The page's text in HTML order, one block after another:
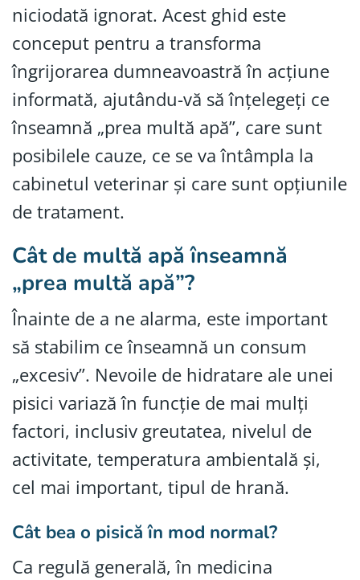
niciodată ignorat. Acest ghid este
conceput pentru a transforma
îngrijorarea dumneavoastră în acțiune
informată, ajutându-vă să înțelegeți ce
înseamnă „prea multă apă”, care sunt
posibilele cauze, ce se va întâmpla la
cabinetul veterinar și care sunt opțiunile
de tratament.
Cât de multă apă înseamnă
„prea multă apă”?
Înainte de a ne alarma, este important
să stabilim ce înseamnă un consum
„excesiv”. Nevoile de hidratare ale unei
pisici variază în funcție de mai mulți
factori, inclusiv greutatea, nivelul de
activitate, temperatura ambientală și,
cel mai important, tipul de hrană.
Cât bea o pisică în mod normal?
Ca regulă generală, în medicina